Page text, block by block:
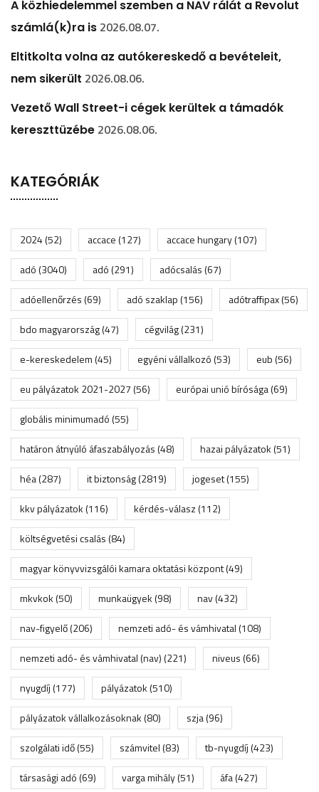
A közhiedelemmel szemben a NAV rálát a Revolut
számlá(k)ra is 2026.08.07.
Eltitkolta volna az autókereskedő a bevételeit,
nem sikerült 2026.08.06.
Vezető Wall Street-i cégek kerültek a támadók
kereszttüzébe 2026.08.06.
KATEGÓRIÁK
2024(52) accace(127) accace hungary(107)
adó(3040) adó(291) adócsalás(67)
adóellenőrzés(69) adó szaklap(156) adótraffipax(56)
bdo magyarország(47) cégvilág(231)
e-kereskedelem(45) egyéni vállalkozó(53) eub(56)
eu pályázatok 2021-2027(56) európai unió bírósága(69)
globális minimumadó(55)
határon átnyúló áfaszabályozás(48) hazai pályázatok(51)
héa(287) it biztonság(2819) jogeset(155)
kkv pályázatok(116) kérdés-válasz(112)
költségvetési csalás(84)
magyar könyvvizsgálói kamara oktatási központ(49)
mkvkok(50) munkaügyek(98) nav(432)
nav-figyelő(206) nemzeti adó- és vámhivatal(108)
nemzeti adó- és vámhivatal (nav)(221) niveus(66)
nyugdíj(177) pályázatok(510)
pályázatok vállalkozásoknak(80) szja(96)
szolgálati idő(55) számvitel(83) tb-nyugdíj(423)
társasági adó(69) varga mihály(51) áfa(427)